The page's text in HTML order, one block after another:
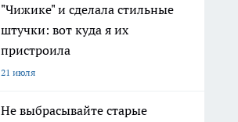
"Чижике" и сделала стильные
штучки: вот куда я их
пристроила
21 июля
Не выбрасывайте старые